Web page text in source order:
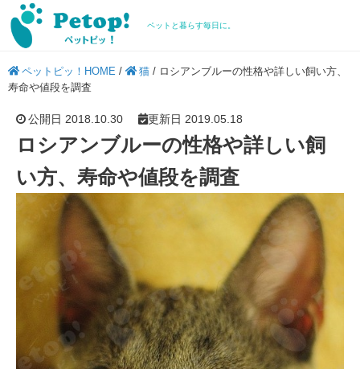
ペットと暮らす毎日に。
ペットピッ！HOME / 猫 / ロシアンブルーの性格や詳しい飼い方、
寿命や値段を調査
公開日 2018.10.30 更新日 2019.05.18
ロシアンブルーの性格や詳しい飼
い方、寿命や値段を調査